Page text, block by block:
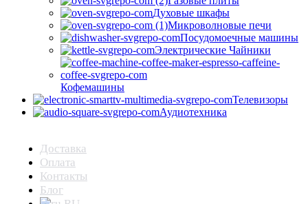
Духовые шкафы
Микроволновые печи
Посудомоечные машины
Электрические Чайники
Кофемашины
Телевизоры
Аудиотехника
Доставка
Оплата
Контакты
Блог